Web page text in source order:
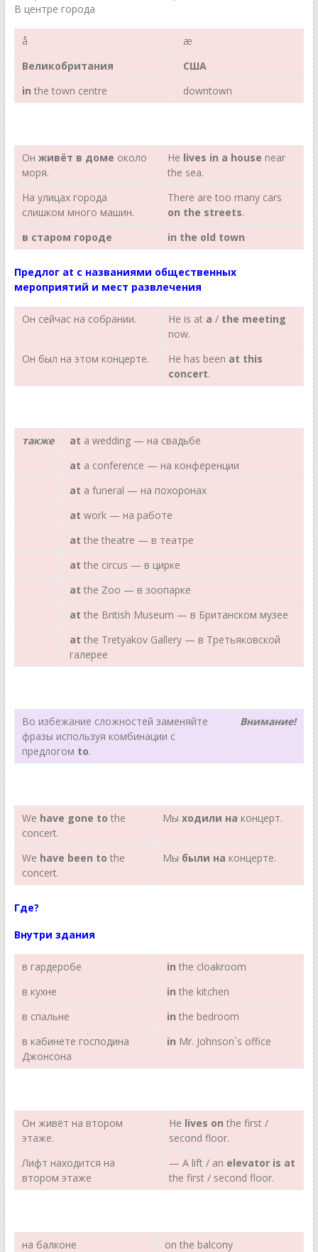
В центре города
å
æ
Великобритания
США
in the town centre downtown
Он живёт в доме около
моря.
Не lives in a house near
the sea.
На улицах города
слишком много машин.
There are too many cars
on the streets.
в старом городе in the old town
Предлог at с названиями общественных
мероприятий и мест развлечения
Он сейчас на собрании. Не is at a / the meeting
now.
Он был на этом концерте.
Не has been at this
concert.
также at a wedding — на свадьбе
at a conference — на конференции
at a funeral — на похоронах
at work — на работе
at the theatre — в театре
at the circus — в цирке
at the Zoo — в зоопарке
at the British Museum — в Британском музее
at the Tretyakov Gallery — в Третьяковской
галерее
Во избежание сложностей заменяйте
фразы используя комбинации с
предлогом to.
Внимание!
We have gone to the
concert.
Мы ходили на концерт.
We have been to the
concert.
Мы были на концерте.
Где?
Внутри здания
в гардеробе in the cloakroom
в кухне
in the kitchen
в спальне
in the bedroom
в кабинете господина
Джонсона
in Mr. Johnson`s office
Он живёт на втором
этаже.
Не lives on the first /
second floor.
Лифт находится на
втором этаже
— A lift / an elevator is at
the first / second floor.
на балконе
on the balcony